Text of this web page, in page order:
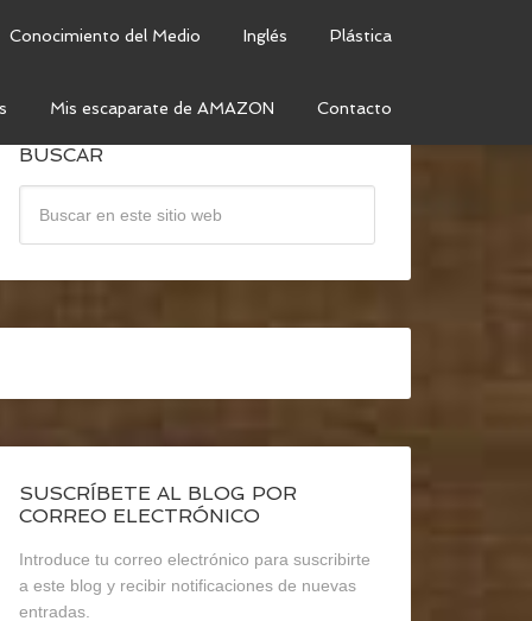
Conocimiento del Medio Inglés Plástica
Mis escaparate de AMAZON Contacto
BUSCAR
SUSCRÍBETE AL BLOG POR
CORREO ELECTRÓNICO
Introduce tu correo electrónico para suscribirte
a este blog y recibir notificaciones de nuevas
entradas.